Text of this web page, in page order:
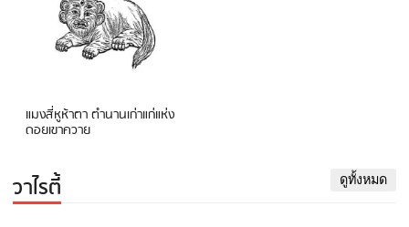
แมงสี่หูห้าตา ตำนานเก่าแก่แห่ง
ดอยเขาควาย
วาไรตี้ ดูทั้งหมด